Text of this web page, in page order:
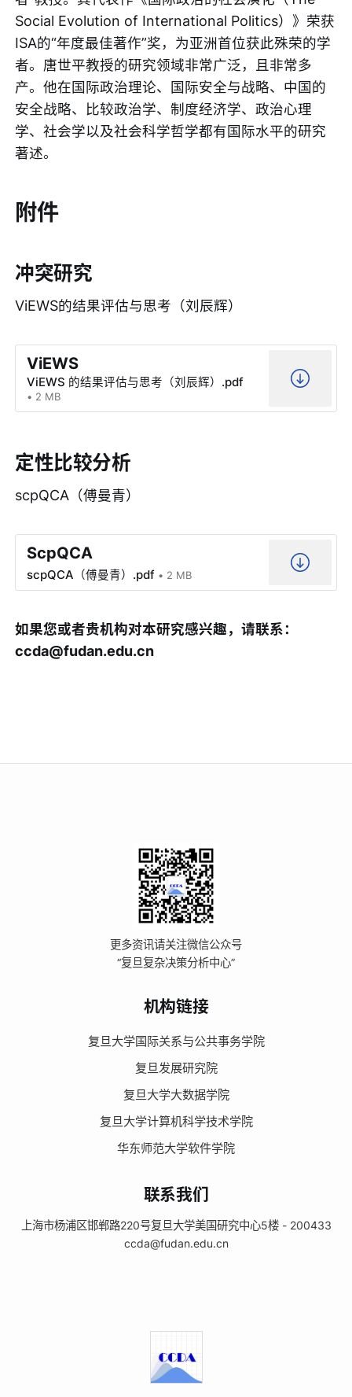
Social Evolution of International Politics）》荣获
ISA的“年度最佳著作”奖，为亚洲首位获此殊荣的学
者。唐世平教授的研究领域非常广泛，且非常多
产。他在国际政治理论、国际安全与战略、中国的
安全战略、比较政治学、制度经济学、政治心理
学、社会学以及社会科学哲学都有国际水平的研究
著述。
附件
冲突研究
ViEWS的结果评估与思考（刘辰辉）
ViEWS
ViEWS 的结果评估与思考（刘辰辉）.pdf
2 MB
定性比较分析
scpQCA（傅曼青）
ScpQCA
scpQCA（傅曼青）.pdf 2 MB
如果您或者贵机构对本研究感兴趣，请联系：
ccda@fudan.edu.cn
更多资讯请关注微信公众号
“复旦复杂决策分析中心”
机构链接
复旦大学国际关系与公共事务学院
复旦发展研究院
复旦大学大数据学院
复旦大学计算机科学技术学院
华东师范大学软件学院
联系我们
上海市杨浦区邯郸路220号复旦大学美国研究中心5楼 - 200433
ccda@fudan.edu.cn